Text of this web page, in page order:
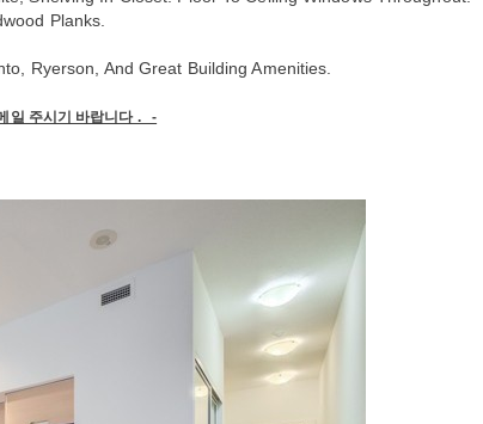
Planks.
Ryerson, And Great Building Amenities.
일 주시기 바랍니다 . -